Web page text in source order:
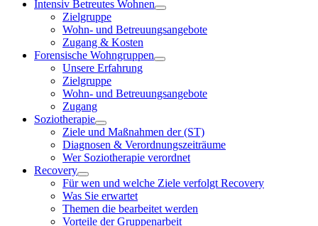
Intensiv Betreutes Wohnen
Zielgruppe
Wohn- und Betreuungsangebote
Zugang & Kosten
Forensische Wohngruppen
Unsere Erfahrung
Zielgruppe
Wohn- und Betreuungsangebote
Zugang
Soziotherapie
Ziele und Maßnahmen der (ST)
Diagnosen & Verordnungszeiträume
Wer Soziotherapie verordnet
Recovery
Für wen und welche Ziele verfolgt Recovery
Was Sie erwartet
Themen die bearbeitet werden
Vorteile der Gruppenarbeit